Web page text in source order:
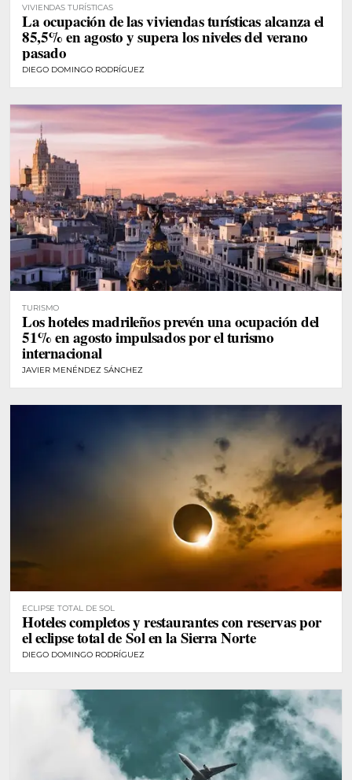
VIVIENDAS TURÍSTICAS
La ocupación de las viviendas turísticas alcanza el
85,5% en agosto y supera los niveles del verano
pasado
DIEGO DOMINGO RODRÍGUEZ
TURISMO
Los hoteles madrileños prevén una ocupación del
51% en agosto impulsados por el turismo
internacional
JAVIER MENÉNDEZ SÁNCHEZ
ECLIPSE TOTAL DE SOL
Hoteles completos y restaurantes con reservas por
el eclipse total de Sol en la Sierra Norte
DIEGO DOMINGO RODRÍGUEZ